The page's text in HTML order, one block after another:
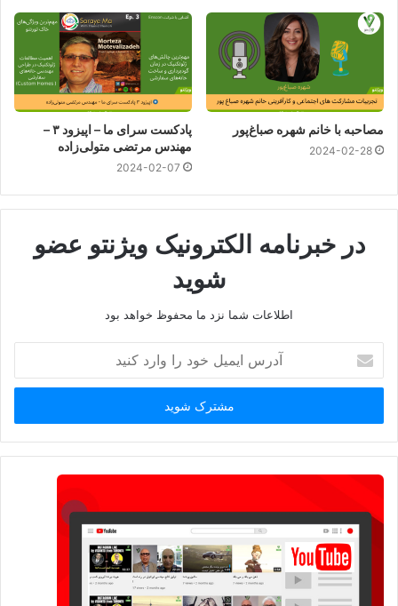
مصاحبه با خانم شهره صباغ‌پور
2024-02-28
پادکست سرای ما – اپیزود ۳ –
مهندس مرتضی متولی‌زاده
2024-02-07
در خبرنامه الکترونیک ویژنتو عضو
شوید
اطلاعات شما نزد ما محفوظ خواهد بود
ایمیل
خود
وارد
کنید